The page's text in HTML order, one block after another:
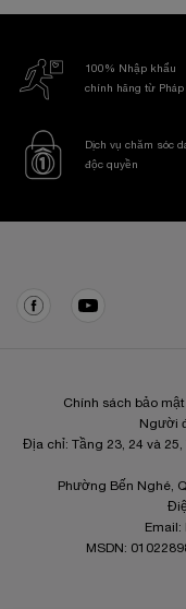
100% Nhập khẩu
chính hãng từ Pháp
Dịch vụ chăm sóc
độc quyền
Chính sách bảo mật
Người
Địa chỉ: Tầng 23, 24 và
Phường Bến Nghé,
Email:
MSDN: